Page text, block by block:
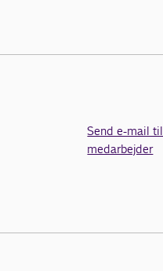
Send e-mail til
medarbejder